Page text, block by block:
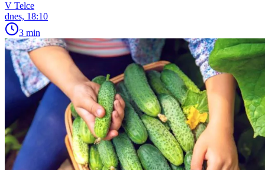
V Telce
dnes, 18:10
3 min